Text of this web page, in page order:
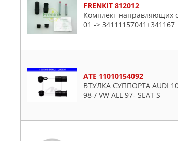
FRENKIT 812012
Комплект направляющих
01 -> 34111157041+341167
ATE 11010154092
ВТУЛКА СУППОРТА AUDI
98-/ VW ALL 97- SEAT S